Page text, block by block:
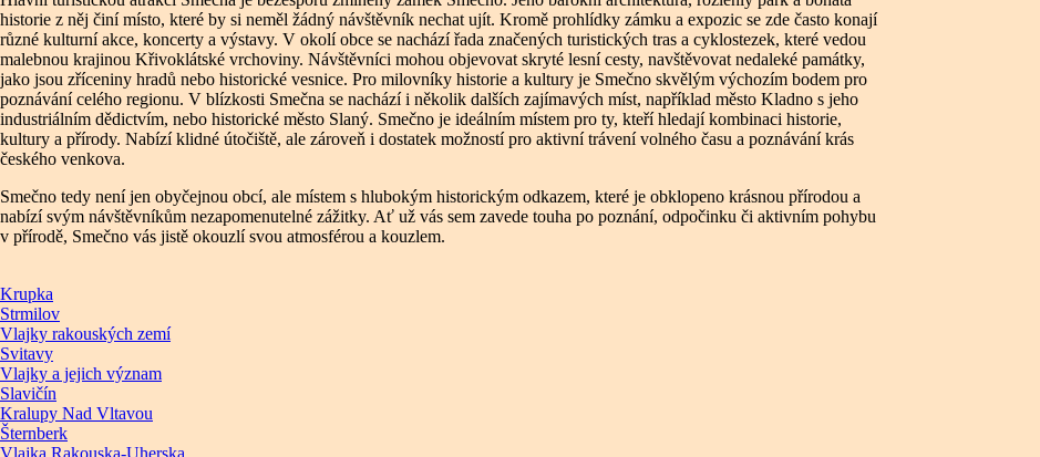
historie z něj činí místo, které by si neměl žádný návštěvník nechat ujít. Kromě prohlídky zámku a expozic se zde často konají
různé kulturní akce, koncerty a výstavy. V okolí obce se nachází řada značených turistických tras a cyklostezek, které vedou
malebnou krajinou Křivoklátské vrchoviny. Návštěvníci mohou objevovat skryté lesní cesty, navštěvovat nedaleké památky,
jako jsou zříceniny hradů nebo historické vesnice. Pro milovníky historie a kultury je Smečno skvělým výchozím bodem pro
poznávání celého regionu. V blízkosti Smečna se nachází i několik dalších zajímavých míst, například město Kladno s jeho
industriálním dědictvím, nebo historické město Slaný. Smečno je ideálním místem pro ty, kteří hledají kombinaci historie,
kultury a přírody. Nabízí klidné útočiště, ale zároveň i dostatek možností pro aktivní trávení volného času a poznávání krás
českého venkova.
Smečno tedy není jen obyčejnou obcí, ale místem s hlubokým historickým odkazem, které je obklopeno krásnou přírodou a
nabízí svým návštěvníkům nezapomenutelné zážitky. Ať už vás sem zavede touha po poznání, odpočinku či aktivním pohybu
v přírodě, Smečno vás jistě okouzlí svou atmosférou a kouzlem.
Krupka
Strmilov
Vlajky rakouských zemí
Svitavy
Vlajky a jejich význam
Slavičín
Kralupy Nad Vltavou
Šternberk
Vlajka Rakouska-Uherska